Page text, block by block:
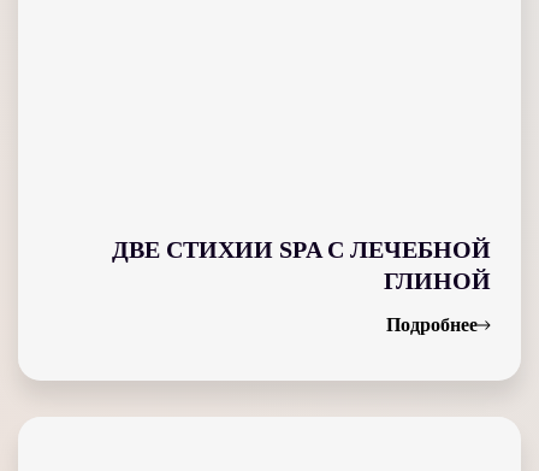
ДВЕ СТИХИИ SPA С ЛЕЧЕБНОЙ
ГЛИНОЙ
Подробнее